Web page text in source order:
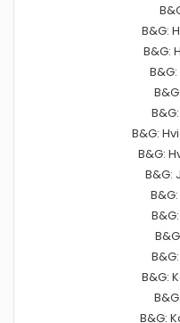
B&G:
B&G:
B&G:
B&G:
B&G:
B&G:
B&G: